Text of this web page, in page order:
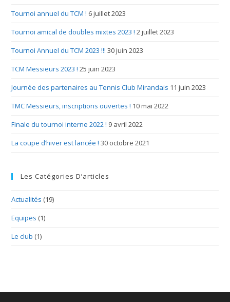
Tournoi annuel du TCM ! 6 juillet 2023
Tournoi amical de doubles mixtes 2023 ! 2 juillet 2023
Tournoi Annuel du TCM 2023 !!! 30 juin 2023
TCM Messieurs 2023 ! 25 juin 2023
Journée des partenaires au Tennis Club Mirandais 11 juin 2023
TMC Messieurs, inscriptions ouvertes ! 10 mai 2022
Finale du tournoi interne 2022 ! 9 avril 2022
La coupe d’hiver est lancée ! 30 octobre 2021
Les Catégories D’articles
Actualités (19)
Equipes (1)
Le club (1)